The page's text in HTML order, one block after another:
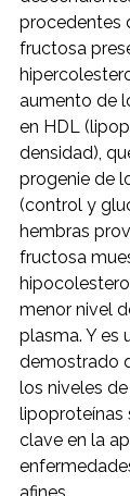
procedentes
fructosa
aumento de
en HDL
densidad),
progenie de
(control y
hembras
fructosa
menor nivel
plasma. Y es
demostrado
los niveles
lipoproteínas
clave en la